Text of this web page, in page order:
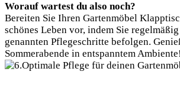
Worauf wartest du also noch?
Bereiten Sie Ihren Gartenmöbel
schönes Leben vor, indem Sie
genannten Pflegeschritte befolgen.
Sommerabende in entspanntem Ambiente!